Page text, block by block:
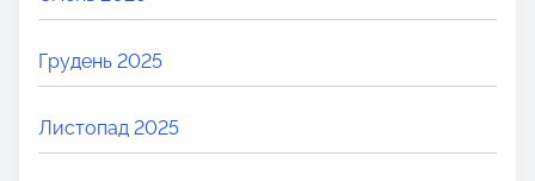
Грудень 2025
Листопад 2025